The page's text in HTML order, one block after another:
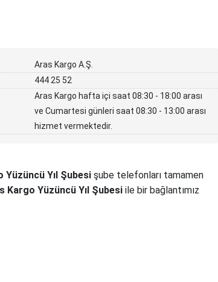
Aras Kargo A.Ş.
444 25 52
Aras Kargo hafta içi saat 08:30 - 18:00 arası
ve Cumartesi günleri saat 08:30 - 13:00 arası
hizmet vermektedir.
Yüzüncü Yıl Şubesi şube telefonları tamamen
Kargo Yüzüncü Yıl Şubesi ile bir bağlantımız